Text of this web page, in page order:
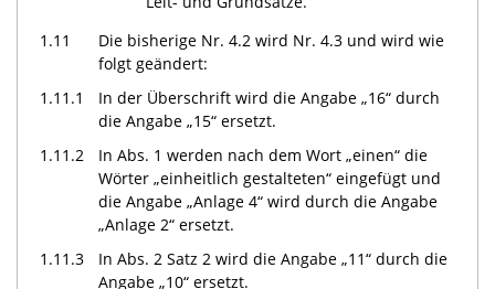
1.11
Die bisherige Nr. 4.2 wird Nr. 4.3 und wird wie
folgt geändert:
1.11.1
In der Überschrift wird die Angabe „16“ durch
die Angabe „15“ ersetzt.
1.11.2
In Abs. 1 werden nach dem Wort „einen“ die
Wörter „einheitlich gestalteten“ eingefügt und
die Angabe „Anlage 4“ wird durch die Angabe
„Anlage 2“ ersetzt.
1.11.3
In Abs. 2 Satz 2 wird die Angabe „11“ durch die
Angabe „10“ ersetzt.